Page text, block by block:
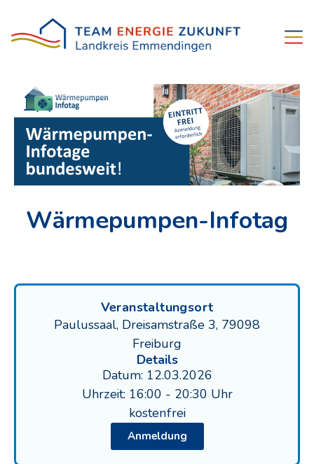
Wärmepumpen-Infotag
Veranstaltungsort
Paulussaal, Dreisamstraße 3, 79098
Freiburg
Details
Datum: 12.03.2026
Uhrzeit: 16:00 - 20:30 Uhr
kostenfrei
Anmeldung